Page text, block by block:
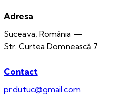
Adresa
Suceava, România —
Str. Curtea Domnească 7
Contact
pr.dutuc@gmail.com